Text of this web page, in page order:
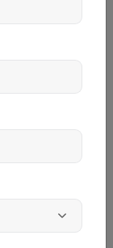
у
такий
0